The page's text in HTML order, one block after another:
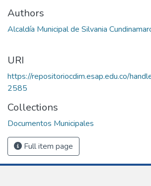
Authors
Alcaldía Municipal de Silvania
URI
https://repositoriocdim.esap.edu.co/
2585
Collections
Documentos Municipales
Full item page